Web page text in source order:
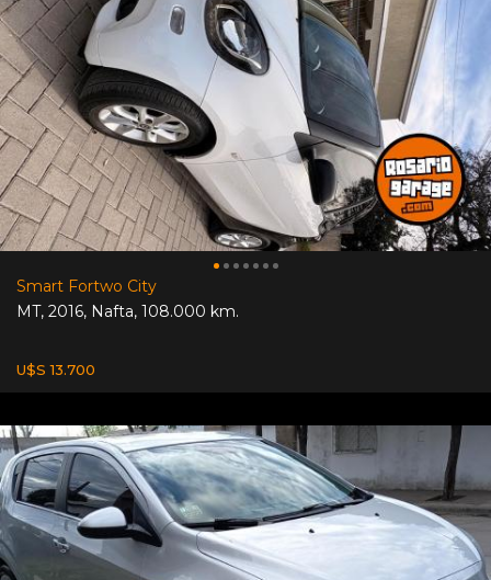
Smart Fortwo City
MT, 2016, Nafta, 108.000 km.
U$S 13.700